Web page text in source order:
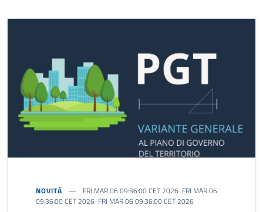
NOVITÀ
FRI MAR 06 09:36:00 CET 2026 FRI MAR 06
09:36:00 CET 2026 FRI MAR 06 09:36:00 CET 2026